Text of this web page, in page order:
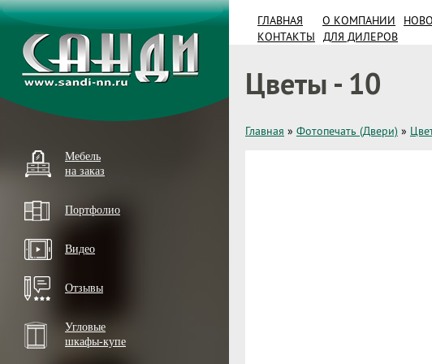
Мебель
на заказ
Портфолио
Видео
Отзывы
Угловые
шкафы-купе
ГЛАВНАЯ О КОМПАНИИ
КОНТАКТЫ
ДЛЯ ДИЛЕРОВ
Цветы - 10
Главная » Фотопечать (Двери) »